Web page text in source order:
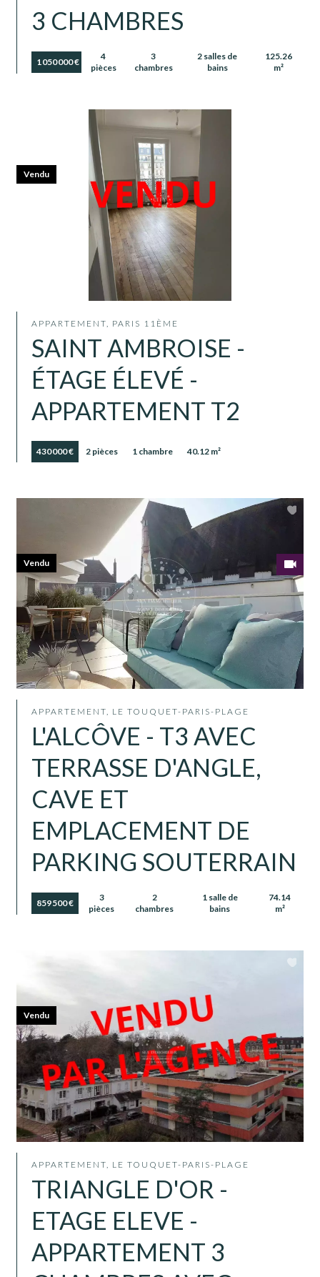
3 CHAMBRES
1 050 000 €
4
pièces
3
chambres
2 salles de
bains
125.26
m²
APPARTEMENT, PARIS 11ÈME
SAINT AMBROISE -
ÉTAGE ÉLEVÉ -
APPARTEMENT T2
430 000 € 2 pièces 1 chambre 40.12 m²
Vendu
APPARTEMENT, LE TOUQUET-PARIS-PLAGE
L'ALCÔVE - T3 AVEC
TERRASSE D'ANGLE,
CAVE ET
EMPLACEMENT DE
PARKING SOUTERRAIN
859 500 €
3
pièces
2
chambres
1 salle de
bains
74.14
m²
Vendu
APPARTEMENT, LE TOUQUET-PARIS-PLAGE
TRIANGLE D'OR -
ETAGE ELEVE -
APPARTEMENT 3
Vendu